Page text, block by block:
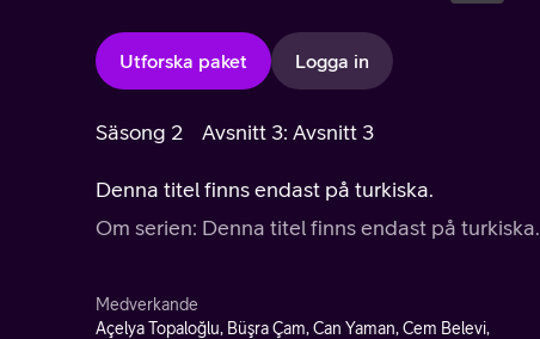
Utforska paket Logga in
Säsong 2 Avsnitt 3: Avsnitt 3
Denna titel finns endast på turkiska.
Om serien: Denna titel finns endast på turkiska.
Medverkande
Açelya Topaloğlu, Büşra Çam, Can Yaman, Cem Belevi,